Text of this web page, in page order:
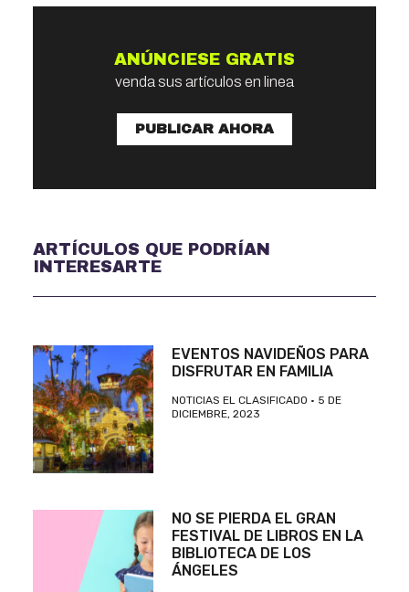
ANÚNCIESE GRATIS
venda sus artículos en linea
PUBLICAR AHORA
ARTÍCULOS QUE PODRÍAN
INTERESARTE
EVENTOS NAVIDEÑOS PARA
DISFRUTAR EN FAMILIA
NOTICIAS EL CLASIFICADO
5 DE
DICIEMBRE, 2023
NO SE PIERDA EL GRAN
FESTIVAL DE LIBROS EN LA
BIBLIOTECA DE LOS
ÁNGELES